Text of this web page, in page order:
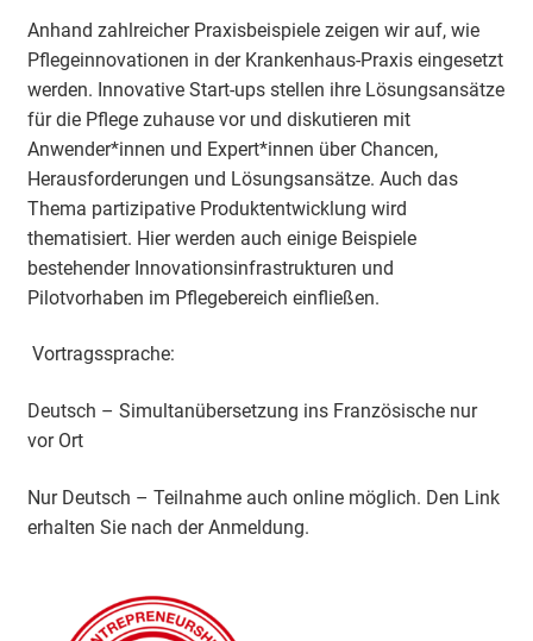
Anhand zahlreicher Praxisbeispiele zeigen wir auf, wie
Pflegeinnovationen in der Krankenhaus-Praxis eingesetzt
werden. Innovative Start-ups stellen ihre Lösungsansätze
für die Pflege zuhause vor und diskutieren mit
Anwender*innen und Expert*innen über Chancen,
Herausforderungen und Lösungsansätze. Auch das
Thema partizipative Produktentwicklung wird
thematisiert. Hier werden auch einige Beispiele
bestehender Innovationsinfrastrukturen und
Pilotvorhaben im Pflegebereich einfließen.
Vortragssprache:
Deutsch – Simultanübersetzung ins Französische nur
vor Ort
Nur Deutsch – Teilnahme auch online möglich. Den Link
erhalten Sie nach der Anmeldung.